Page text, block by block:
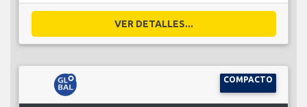
VER DETALLES...
COMPACTO